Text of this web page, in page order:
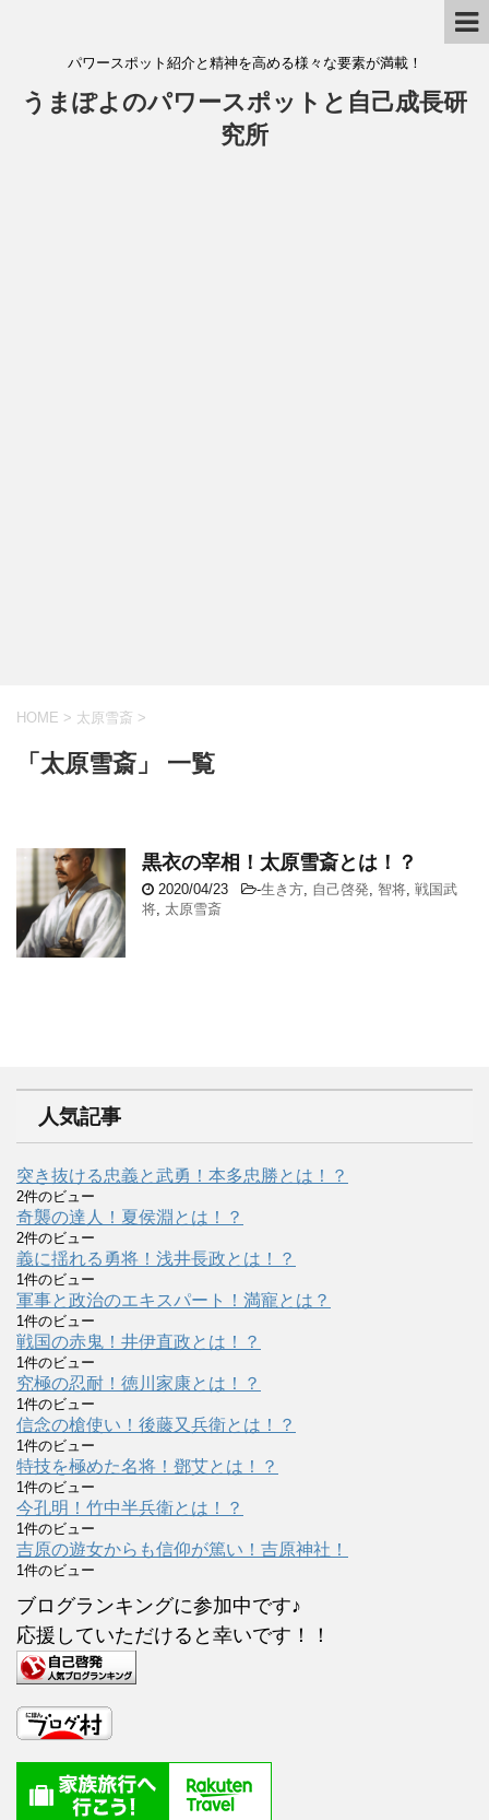
パワースポット紹介と精神を高める様々な要素が満載！
うまぽよのパワースポットと自己成長研
究所
HOME > 太原雪斎 >
「太原雪斎」 一覧
黒衣の宰相！太原雪斎とは！？
2020/04/23 -生き方 自己啓発 智将 戦国武
将 太原雪斎
人気記事
突き抜ける忠義と武勇！本多忠勝とは！？
2件のビュー
奇襲の達人！夏侯淵とは！？
2件のビュー
義に揺れる勇将！浅井長政とは！？
1件のビュー
軍事と政治のエキスパート！満寵とは？
1件のビュー
戦国の赤鬼！井伊直政とは！？
1件のビュー
究極の忍耐！徳川家康とは！？
1件のビュー
信念の槍使い！後藤又兵衛とは！？
1件のビュー
特技を極めた名将！鄧艾とは！？
1件のビュー
今孔明！竹中半兵衛とは！？
1件のビュー
吉原の遊女からも信仰が篤い！吉原神社！
1件のビュー
ブログランキングに参加中です♪
応援していただけると幸いです！！